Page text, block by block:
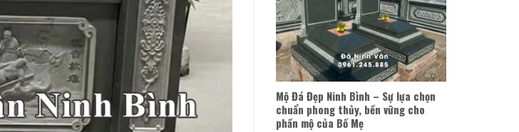
Mộ Đá Đẹp Ninh Bình – Sự lựa chọn
chuẩn phong thủy, bền vững cho
phần mộ của Bố Mẹ